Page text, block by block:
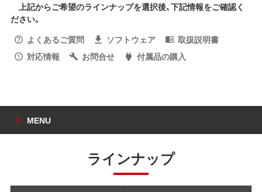
上記からご希望のラインナップを選択後、下記情報をご確認く
ださい。
よくあるご質問
ソフトウェア
取扱説明書
対応情報
お問合せ 付属品の購入
MENU
ラインナップ